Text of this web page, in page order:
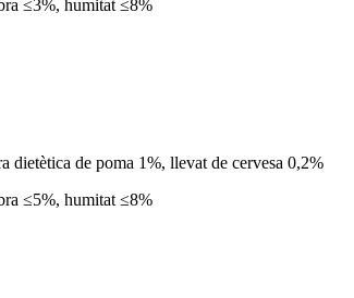
≤3%, humitat ≤8%
de poma 1%, llevat de cervesa 0,2%
≤5%, humitat ≤8%